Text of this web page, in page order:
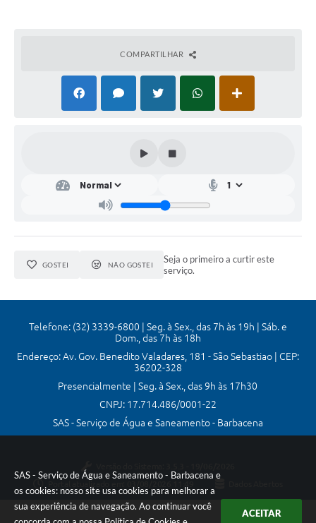
SAS - Serviço de Água e Saneamento - Barbacena e
os cookies: nosso site usa cookies para melhorar a
sua experiência de navegação. Ao continuar você
ACEITAR
COMPARTILHAR
GOSTEI NÃO GOSTEI
Seja o primeiro a curtir este
serviço.
Telefone: (32) 3339-6800 | Seg. à Sex., das 7h às 19h | Sáb. e
Dom., das 7h às 18h
Endereço: Av. Gov. Benedito Valadares, 181 - São Sebastiao | CEP:
36202-328
Presencialmente | Seg. à Sex., das 9h às 17h30
CNPJ: 17.714.486/0001-22
SAS - Serviço de Água e Saneamento - Barbacena